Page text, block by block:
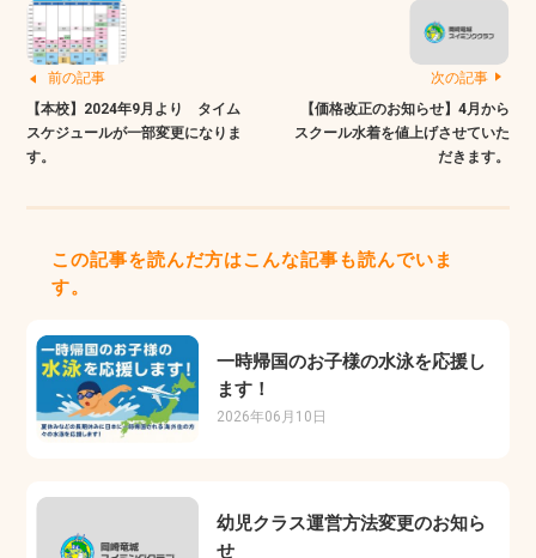
前の記事
【本校】2024年9月より タイム
スケジュールが一部変更になりま
す。
次の記事
【価格改正のお知らせ】4月から
スクール水着を値上げさせていた
だきます。
この記事を読んだ方はこんな記事も読んでいま
す。
一時帰国のお子様の水泳を応援し
ます！
2026年06月10日
幼児クラス運営方法変更のお知ら
せ